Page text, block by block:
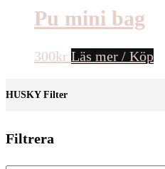
Pu mini bag
300kr Läs mer / Köp
HUSKY Filter
Filtrera